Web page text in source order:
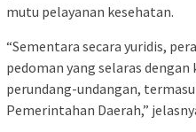
mutu pelayanan kesehatan.
“Sementara secara yuridis,
pedoman yang selaras
perundang-undangan,
Pemerintahan Daerah,”